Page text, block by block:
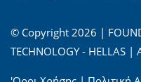
© Copyright 2026 |
TECHNOLOGY - HELLAS